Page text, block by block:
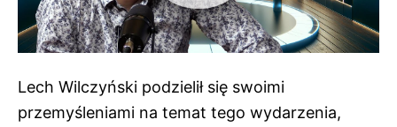
Lech Wilczyński podzielił się swoimi
przemyśleniami na temat tego wydarzenia,